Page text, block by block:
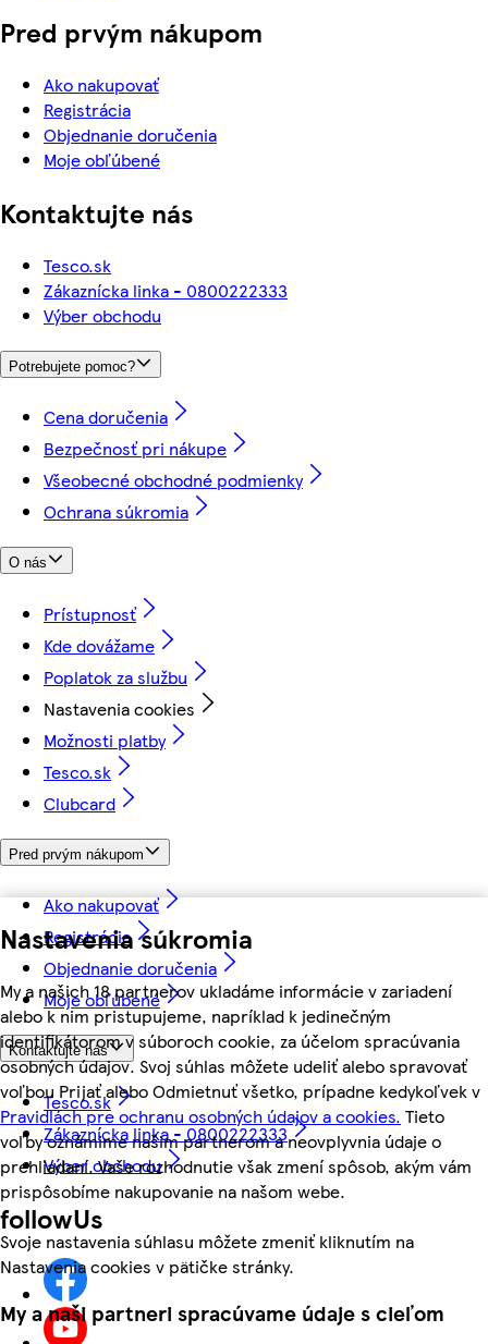
Nastavenia súkromia
My a našich 18 partnerov ukladáme informácie v zariadení
alebo k nim pristupujeme, napríklad k jedinečným
identifikátorom v súboroch cookie, za účelom spracúvania
osobných údajov. Svoj súhlas môžete udeliť alebo spravovať
voľbou Prijať alebo Odmietnuť všetko, prípadne kedykoľvek v
Pravidlách pre ochranu osobných údajov a cookies. Tieto
voľby oznámime našim partnerom a neovplyvnia údaje o
prehliadaní. Vaše rozhodnutie však zmení spôsob, akým vám
prispôsobíme nakupovanie na našom webe.
Svoje nastavenia súhlasu môžete zmeniť kliknutím na
Nastavenia cookies v pätičke stránky.
My a naši partneri spracúvame údaje s cieľom
Pred prvým nákupom
Ako nakupovať
Registrácia
Objednanie doručenia
Moje obľúbené
Kontaktujte nás
Tesco.sk
Zákaznícka linka - 0800222333
Výber obchodu
Potrebujete pomoc?
Cena doručenia
Bezpečnosť pri nákupe
Všeobecné obchodné podmienky
Ochrana súkromia
O nás
Prístupnosť
Kde dovážame
Poplatok za službu
Nastavenia cookies
Možnosti platby
Tesco.sk
Clubcard
Pred prvým nákupom
Ako nakupovať
Registrácia
Objednanie doručenia
Moje obľúbené
Kontaktujte nás
Tesco.sk
Zákaznícka linka - 0800222333
Výber obchodu
followUs